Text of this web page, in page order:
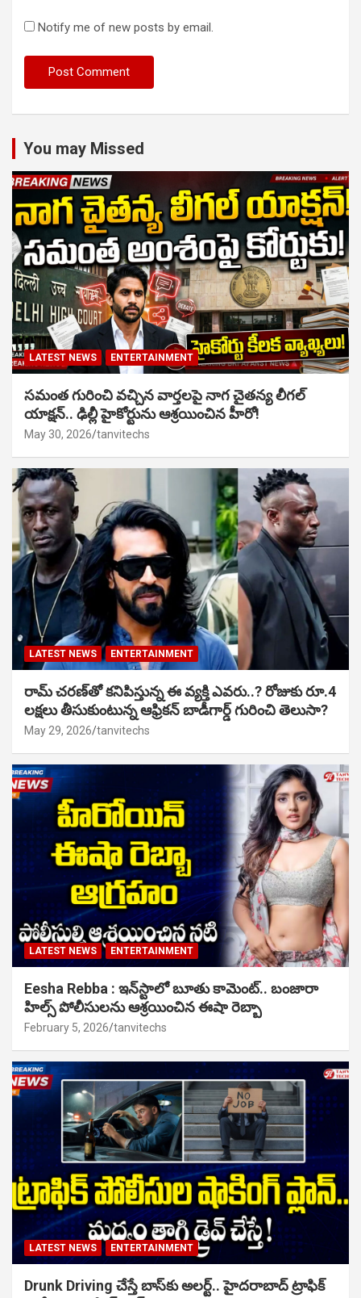
Notify me of new posts by email.
You may Missed
LATEST NEWS ENTERTAINMENT
సమంత గురించి వచ్చిన వార్తలపై నాగ చైతన్య లీగల్
యాక్షన్.. ఢిల్లీ హైకోర్టును ఆశ్రయించిన హీరో!
May 30, 2026 tanvitechs
LATEST NEWS ENTERTAINMENT
రామ్ చరణ్‌తో కనిపిస్తున్న ఈ వ్యక్తి ఎవరు..? రోజుకు రూ.4
లక్షలు తీసుకుంటున్న ఆఫ్రికన్ బాడీగార్డ్ గురించి తెలుసా?
May 29, 2026 tanvitechs
LATEST NEWS ENTERTAINMENT
Eesha Rebba : ఇన్‌స్టాలో బూతు కామెంట్.. బంజారా
హిల్స్ పోలీసులను ఆశ్రయించిన ఈషా రెబ్బా
February 5, 2026 tanvitechs
LATEST NEWS ENTERTAINMENT
Drunk Driving చేస్తే బాస్‌కు అలర్ట్.. హైదరాబాద్ ట్రాఫిక్